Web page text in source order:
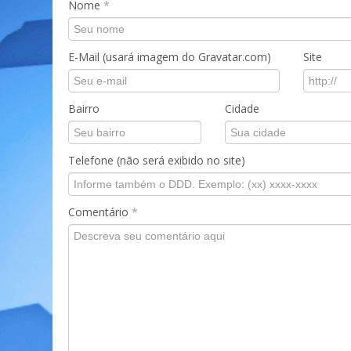
Nome *
E-Mail (usará imagem do Gravatar.com) Site
Bairro Cidade
Telefone (não será exibido no site)
Comentário *